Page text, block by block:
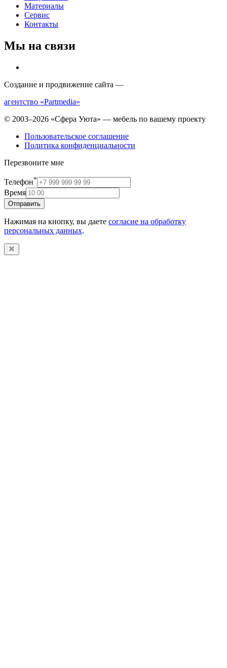
Материалы
Сервис
Контакты
Мы на связи
Создание и продвижение сайта —
агентство «Partmedia»
© 2003–2026 «Сфера Уюта» — мебель по вашему проекту
Пользовательское соглашение
Политика конфиденциальности
Перезвоните мне
Телефон*
Время
Отправить
Нажимая на кнопку, вы даете согласие на обработку
персональных данных.